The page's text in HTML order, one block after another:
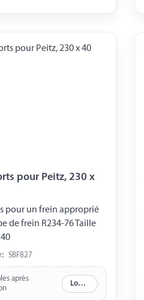
pour Peitz, 230 x
pour un frein approprié
de frein R234-76 Taille
SBF827
après
Log in